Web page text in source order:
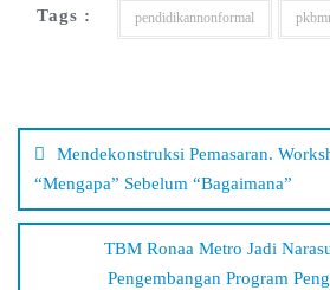
Tags : pendidikannonformal
pos
Mendekonstruksi Pemasaran.
“Mengapa” Sebelum “Bagaimana”
TBM Ronaa Metro Jadi
Pengembangan Program